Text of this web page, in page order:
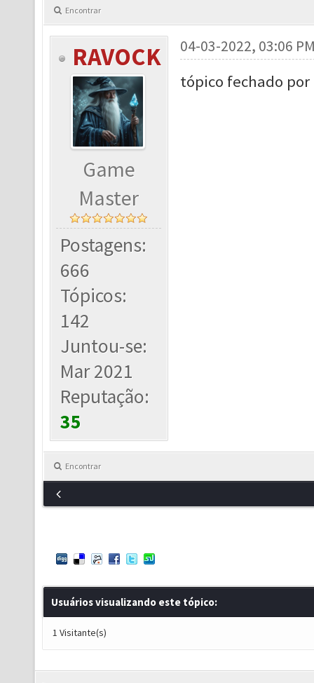
Encontrar
RAVOCK
Game
Master
Postagens:
666
Tópicos:
142
Juntou-se:
Mar 2021
Reputação:
35
04-03-2022, 03:06
tópico fechado
Encontrar
Usuários visualizando este tópico:
1 Visitante(s)